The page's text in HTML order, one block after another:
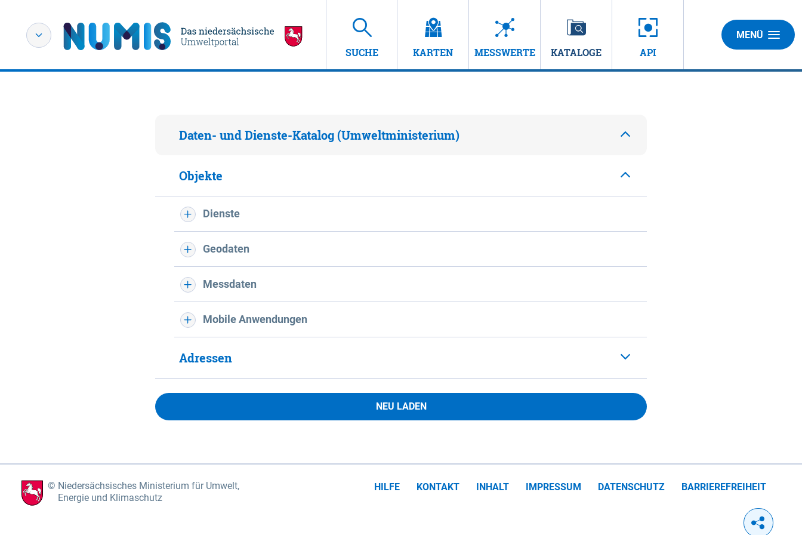
SUCHE KARTEN MESSWERTE KATALOGE API
MENÜ
Daten- und Dienste-Katalog (Umweltministerium)
Objekte
Dienste
Geodaten
Messdaten
Mobile Anwendungen
Adressen
NEU LADEN
Niedersächsisches Ministerium für Umwelt,
Energie und Klimaschutz
HILFE KONTAKT INHALT IMPRESSUM DATENSCHUTZ BARRIEREFREIHEIT